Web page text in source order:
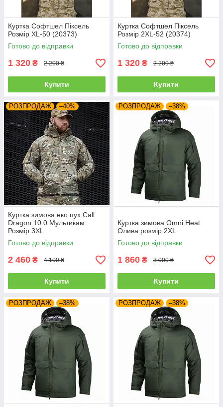
Куртка Софтшел Піксель
Розмір XL-50 (20373)
Готово до відправки
1 320 ₴ 2 200 ₴
Купити
Куртка Софтшел Піксель
Розмір 2XL-52 (20374)
Готово до відправки
1 320 ₴ 2 200 ₴
Купити
РОЗПРОДАЖ –40%
Куртка зимова еко пух Call
Dragon 10.0 Мультикам
Розмір 3XL
Готово до відправки
2 460 ₴ 4 100 ₴
Купити
РОЗПРОДАЖ –38%
Куртка зимова Omni Heat
Олива розмір 2XL
Готово до відправки
1 860 ₴ 3 000 ₴
Купити
РОЗПРОДАЖ –38% РОЗПРОДАЖ –38%